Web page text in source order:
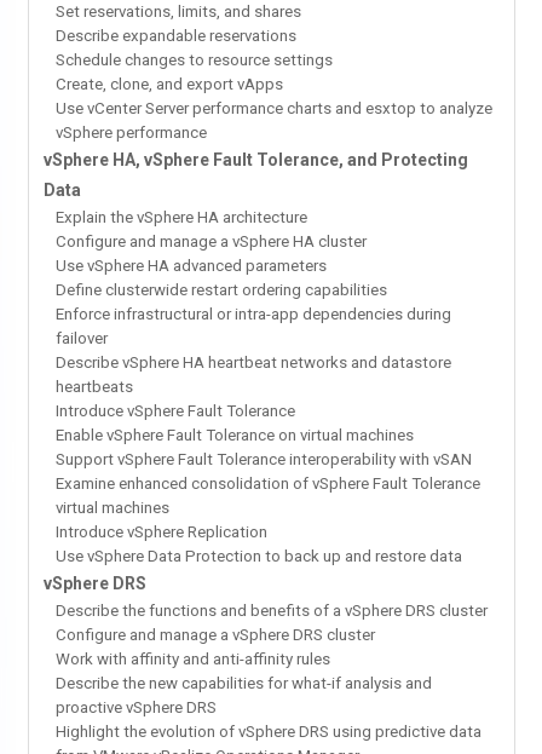
Set reservations, limits, and shares
Describe expandable reservations
Schedule changes to resource settings
Create, clone, and export vApps
Use vCenter Server performance charts and esxtop to analyze
vSphere performance
vSphere HA, vSphere Fault Tolerance, and Protecting
Data
Explain the vSphere HA architecture
Configure and manage a vSphere HA cluster
Use vSphere HA advanced parameters
Define clusterwide restart ordering capabilities
Enforce infrastructural or intra-app dependencies during
failover
Describe vSphere HA heartbeat networks and datastore
heartbeats
Introduce vSphere Fault Tolerance
Enable vSphere Fault Tolerance on virtual machines
Support vSphere Fault Tolerance interoperability with vSAN
Examine enhanced consolidation of vSphere Fault Tolerance
virtual machines
Introduce vSphere Replication
Use vSphere Data Protection to back up and restore data
vSphere DRS
Describe the functions and benefits of a vSphere DRS cluster
Configure and manage a vSphere DRS cluster
Work with affinity and anti-affinity rules
Describe the new capabilities for what-if analysis and
proactive vSphere DRS
Highlight the evolution of vSphere DRS using predictive data